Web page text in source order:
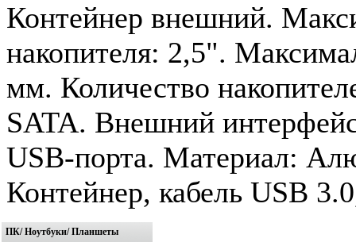
Контейнер внешний.
накопителя: 2,5".
мм. Количество
SATA. Внешний
USB-порта. Материал:
Контейнер, кабель USB
ПК/ Ноутбуки/ Планшеты